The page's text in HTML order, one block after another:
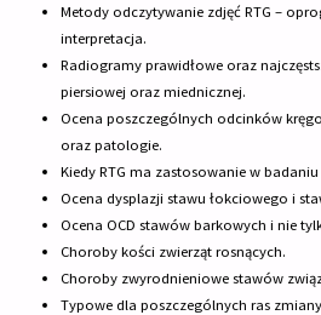
Metody odczytywanie zdjęć RTG –
interpretacja.
Radiogramy prawidłowe oraz
piersiowej oraz miednicznej.
Ocena poszczególnych odcinków
oraz patologie.
Kiedy RTG ma zastosowanie w
Ocena dysplazji stawu łokciowego i
Ocena OCD stawów barkowych i nie
Choroby kości zwierząt rosnących.
Choroby zwyrodnieniowe stawów
Typowe dla poszczególnych ras